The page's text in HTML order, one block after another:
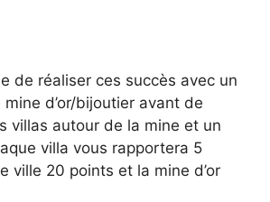
de réaliser ces succès avec un
d’or/bijoutier avant de
villas autour de la mine et un
villa vous rapportera 5
ville 20 points et la mine d’or